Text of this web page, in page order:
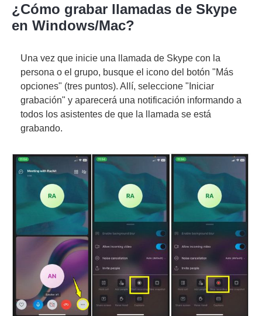
¿Cómo grabar llamadas de Skype
en Windows/Mac?
Una vez que inicie una llamada de Skype con la
persona o el grupo, busque el icono del botón "Más
opciones" (tres puntos). Allí, seleccione "Iniciar
grabación" y aparecerá una notificación informando a
todos los asistentes de que la llamada se está
grabando.